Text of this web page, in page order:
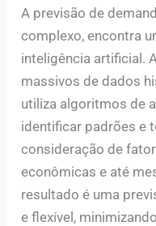
A previsão de
complexo, encontra
inteligência artificial.
massivos de dados
utiliza algoritmos de
identificar padrões e
consideração de
econômicas e até
resultado é uma
e flexível,